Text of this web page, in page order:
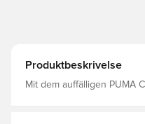
Produktbeskrivelse
Mit dem auffälligen PUMA